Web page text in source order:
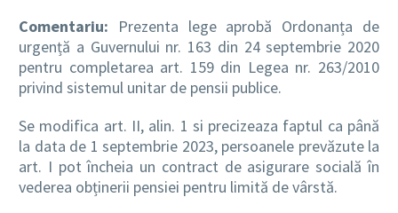
Comentariu: Prezenta lege aprobă Ordonanța de
urgență a Guvernului nr. 163 din 24 septembrie 2020
pentru completarea art. 159 din Legea nr. 263/2010
privind sistemul unitar de pensii publice.
Se modifica art. II, alin. 1 si precizeaza faptul ca până
la data de 1 septembrie 2023, persoanele prevăzute la
art. I pot încheia un contract de asigurare socială în
vederea obținerii pensiei pentru limită de vârstă.